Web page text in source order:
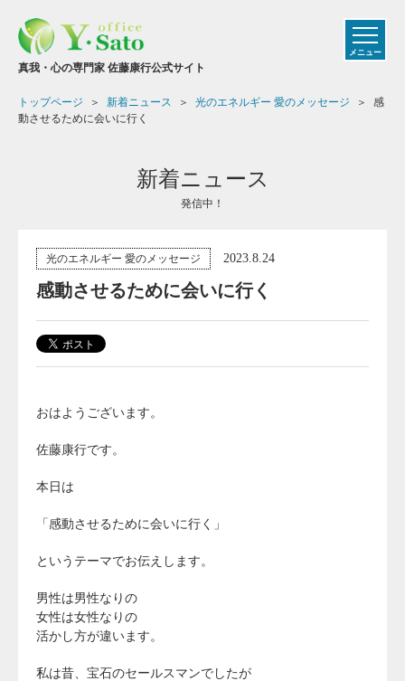
真我・心の専門家 佐藤康行公式サイト
メニュー
トップページ 新着ニュース 光のエネルギー 愛のメッセージ
感
動させるために会いに行く
新着ニュース
発信中！
光のエネルギー 愛のメッセージ 2023.8.24
感動させるために会いに行く
おはようございます。
佐藤康行です。
本日は
「感動させるために会いに行く」
というテーマでお伝えします。
男性は男性なりの
女性は女性なりの
活かし方が違います。
私は昔、宝石のセールスマンでしたが